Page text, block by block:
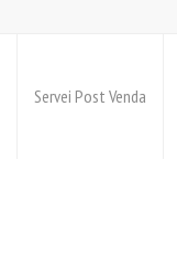
Servei Post Venda